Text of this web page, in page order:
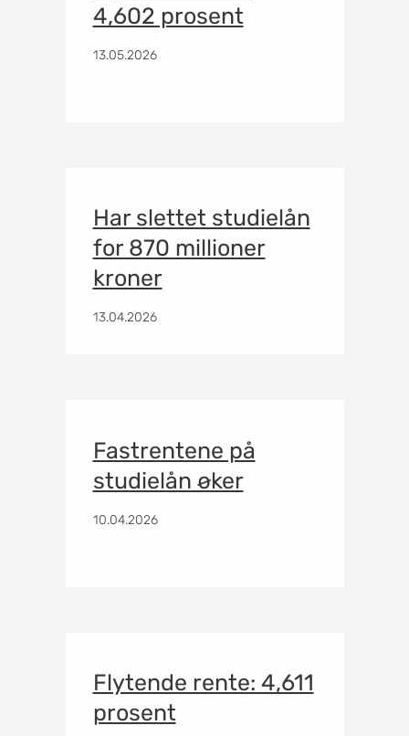
4,602 prosent
13.05.2026
Har slettet studielån
for 870 millioner
kroner
13.04.2026
Fastrentene på
studielån øker
10.04.2026
Flytende rente: 4,611
prosent